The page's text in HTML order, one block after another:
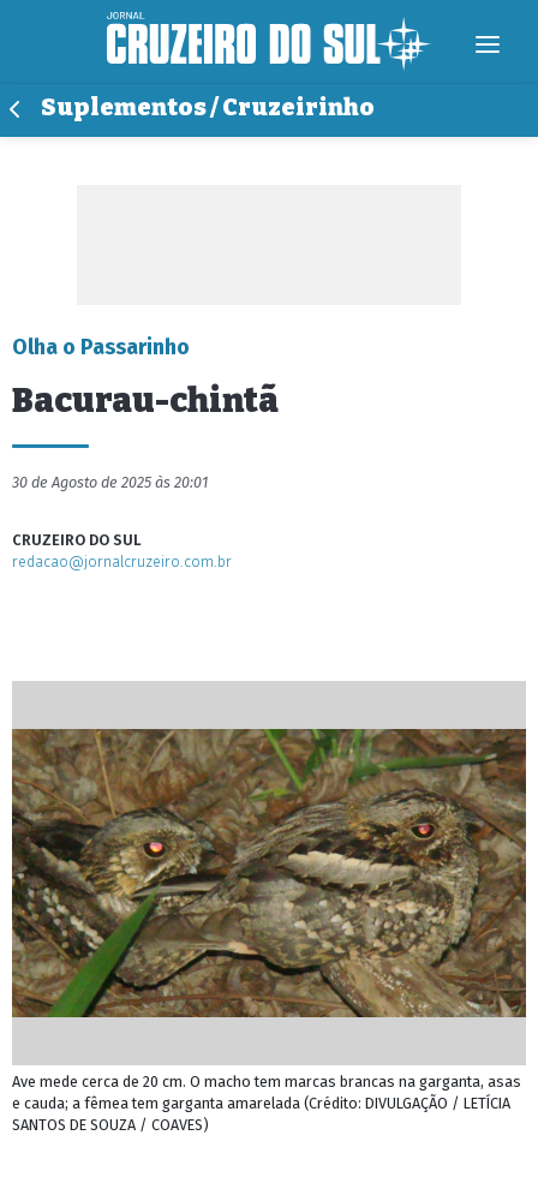
Suplementos / Cruzeirinho
Olha o Passarinho
Bacurau-chintã
30 de Agosto de 2025 às 20:01
CRUZEIRO DO SUL
redacao@jornalcruzeiro.com.br
Ave mede cerca de 20 cm. O macho tem marcas brancas na garganta, asas
e cauda; a fêmea tem garganta amarelada (Crédito: DIVULGAÇÃO / LETÍCIA
SANTOS DE SOUZA / COAVES)